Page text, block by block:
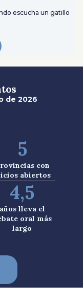
escucha un gatillo
de 2026
5
con
abiertos
4,5
años lleva el
oral más
largo